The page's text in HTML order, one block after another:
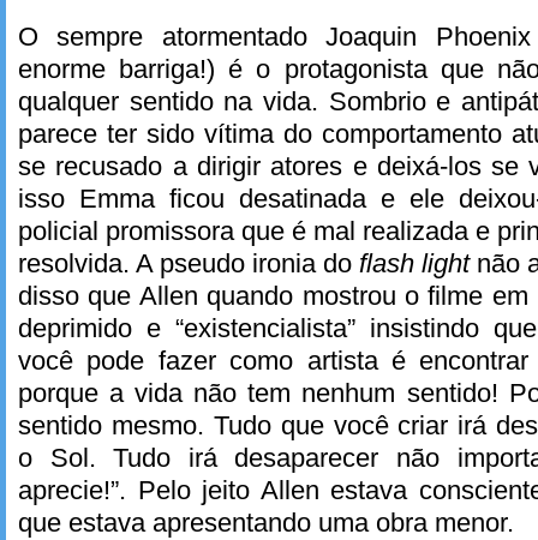
O sempre atormentado Joaquin
enorme barriga!) é o protagonista que
qualquer sentido na vida. Sombrio e
parece ter sido vítima do comportamento
se recusado a dirigir atores e deixá-los se
isso Emma ficou desatinada e ele
policial promissora que é mal realizada e
resolvida. A pseudo ironia do flash lightnão
disso que Allen quando mostrou o filme
deprimido e “existencialista” insistindo
você pode fazer como artista é
porque a vida não tem nenhum sentido!
sentido mesmo. Tudo que você criar irá
o Sol. Tudo irá desaparecer não
aprecie!”. Pelo jeito Allen estava
que estava apresentando uma obra menor.